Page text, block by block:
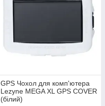
GPS Чохол для комп'ютера
Lezyne MEGA XL GPS COVER
(білий)